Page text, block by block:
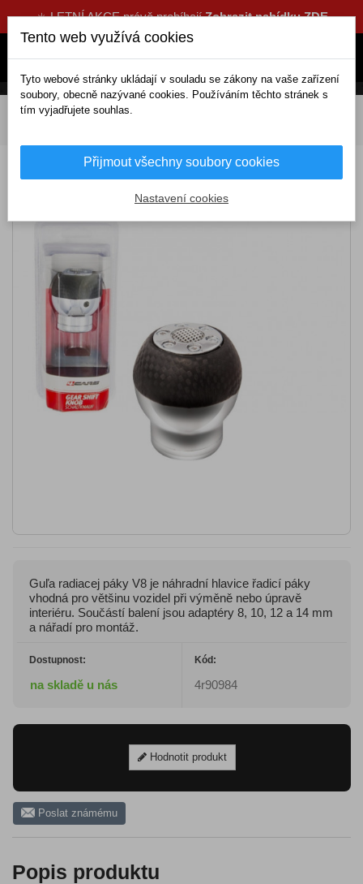
☀️ LETNÍ AKCE právě probíhajíZobrazit nabídku ZDE
DOMOV Interiérové doplňky
Koule řadící páky
Guľa radiacej páky V8 je náhradní hlavice řadicí páky
vhodná pro většinu vozidel při výměně nebo úpravě
interiéru. Součástí balení jsou adaptéry 8, 10, 12 a 14 mm
a nářadí pro montáž.
Dostupnost:
na skladě u nás
Kód:
4r90984
Hodnotit produkt
Poslat známému
Popis produktu
Tento web využívá cookies
Tyto webové stránky ukládají v souladu se zákony na vaše zařízení
soubory, obecně nazývané cookies. Používáním těchto stránek s
tím vyjadřujete souhlas.
Přijmout všechny soubory cookies
Nastavení cookies